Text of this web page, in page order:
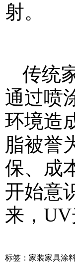
射。
传统
通过喷
环境造
脂被誉
保、成
开始意
来，
标签： 家装家具涂